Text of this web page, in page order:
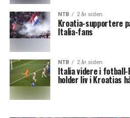
NTB 2 år siden
Kroatia-supportere
Italia-fans
NTB 2 år siden
Italia videre i
holder liv i Kroatias